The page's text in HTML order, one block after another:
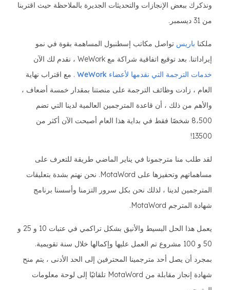
ونذكرك ببعض الإنجازات والتحديثات الجديرة بالملاحظة حيث اقتربنا
من 31 ديسمبر.
ملكنا باريس تواصل مكاتب إسطنبول المساهمة بقوة في نمو
إيراداتنا. بعد توقيع اتفاقية شراكة مع WeWork ، نقدم لك الآن
خدمات الترجمة التي نقدمها لأعضاء WeWork
. مع اقتراب نهاية
العام ، زادت وظائف الترجمة على منصتنا بمقدار خمسة أضعاف ،
والأهم من ذلك ، أن قاعدة المترجمين العالمية لدينا التي تضم
8،500 شخصًا فقط في بداية هذا العام أصبحت الآن أكثر من
13500!
لقد طلب منا مترجمونا في يناير الماضي طريقة للتعرف على
مساهماتهم وتحفيزها على MotaWord. نحن نهتم بشدة بتعليقات
المترجمين لدينا ، لذلك نحن بكل سرور التزمنا وأسسنا برنامج
شهادة المترجم MotaWord.
يعمل هذا الحل البسيط والأنيق بشكل تراكمي في عتبات 10 و 25 و
50 و 100 مشروع تم العمل عليها وإكمالها خلال سنة تقويمية.
بمجرد أن يصل أحد مترجمينا المحترفين إلى الحد الأدنى ، يتم منح
شهادة إنجاز مقابلة من MotaWord تلقائيًا إلى لوحة معلومات